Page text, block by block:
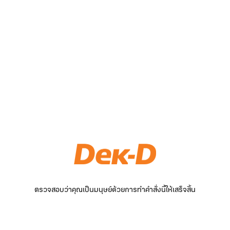
ตรวจสอบว่าคุณเป็นมนุษย์ด้วยการทำคำสั่งนี้ให้เสร็จสิ้น